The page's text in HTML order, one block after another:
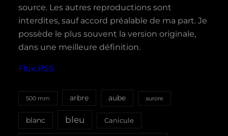
source. Les autres reproductions sont
interdites, sauf accord préalable de ma part. Je
possède le plus souvent la version originale,
dans une meilleure définition.
Flux RSS
500 mm arbre aube aurore
blanc bleu Canicule